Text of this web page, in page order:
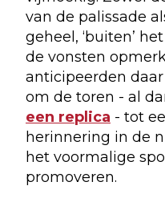
van de palissade
geheel, ‘buiten’
de vonsten
anticipeerden
om de toren - al
een replica - tot
herinnering in de
het voormalige
promoveren.